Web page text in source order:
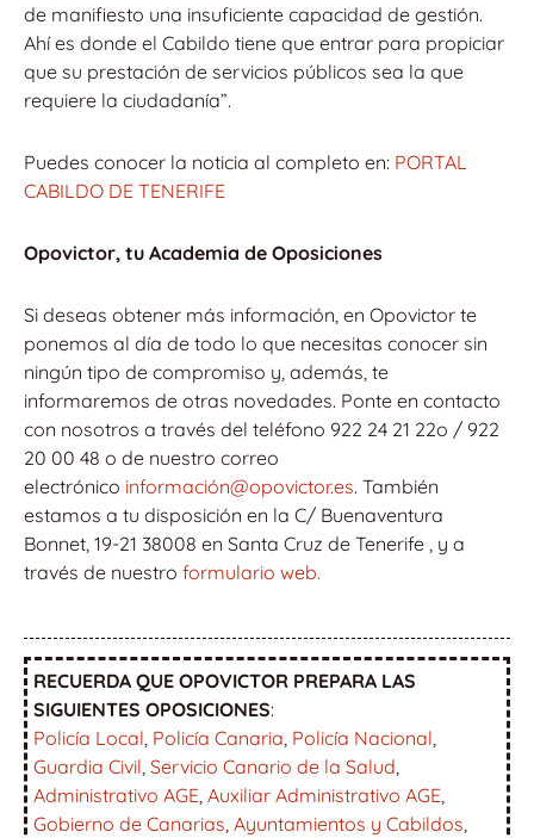
de manifiesto una insuficiente capacidad de gestión.
Ahí es donde el Cabildo tiene que entrar para propiciar
que su prestación de servicios públicos sea la que
requiere la ciudadanía”.
Puedes conocer la noticia al completo en: PORTAL
CABILDO DE TENERIFE
Opovictor, tu Academia de Oposiciones
Si deseas obtener más información, en Opovictor te
ponemos al día de todo lo que necesitas conocer sin
ningún tipo de compromiso y, además, te
informaremos de otras novedades. Ponte en contacto
con nosotros a través del teléfono 922 24 21 22o / 922
20 00 48 o de nuestro correo
electrónico información@opovictor.es. También
estamos a tu disposición en la C/ Buenaventura
Bonnet, 19-21 38008 en Santa Cruz de Tenerife , y a
través de nuestro formulario web.
RECUERDA QUE OPOVICTOR PREPARA LAS
SIGUIENTES OPOSICIONES:
Policía Local, Policía Canaria, Policía Nacional,
Guardia Civil, Servicio Canario de la Salud,
Administrativo AGE, Auxiliar Administrativo AGE,
Gobierno de Canarias, Ayuntamientos y Cabildos,